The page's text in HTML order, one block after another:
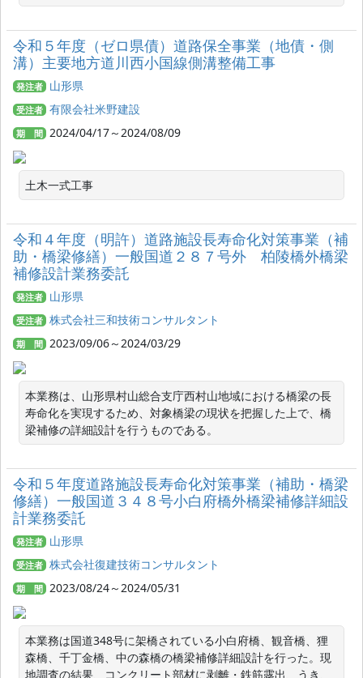
令和５年度（ゼロ県債）道路保全事業（地債・側
溝）主要地方道川西小国線側溝整備工事
発注者 山形県
受注者 有限会社米野建設
期 間 2024/04/17～2024/08/09
土木一式工事
令和４年度（明許）道路施設長寿命化対策事業（補
助・橋梁修繕）一般国道２８７号外 柏陵橋外橋梁
補修設計業務委託
発注者 山形県
受注者 株式会社三和技術コンサルタント
期 間 2023/09/06～2024/03/29
本業務は、山形県村山総合支庁西村山地域における橋梁の長
寿命化を実現するため、対象橋梁の現状を把握した上で、橋
梁補修の詳細設計を行うものである。
令和５年度道路施設長寿命化対策事業（補助・橋梁
修繕）一般国道３４８号小白府橋外橋梁補修詳細設
計業務委託
発注者 山形県
受注者 株式会社復建技術コンサルタント
期 間 2023/08/24～2024/05/31
本業務は国道348号に架橋されている小白府橋、観音橋、狸
森橋、千丁金橋、中の森橋の橋梁補修詳細設計を行った。現
地調査の結果、コンクリート部材に剥離・鉄筋露出、うき、